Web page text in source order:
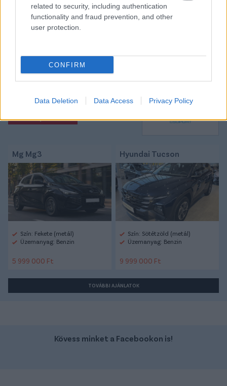
related to security, including authentication
functionality and fraud prevention, and other
user protection.
CONFIRM
Data Deletion Data Access Privacy Policy
Tetszett a cikk? Megosztanád?
CÍMKÉK: #MAGYAR FOCI #NB I
#ÁTIGAZOLÁSOK
#ZALAEGERSZEG
#FABRICIO AMATO
Mg Mg3
Szín: Fekete (metál)
Üzemanyag: Benzin
5 999 000 Ft
Hyundai Tucson
Szín: Sötétzöld (metál)
Üzemanyag: Benzin
9 999 000 Ft
TOVÁBBI AJÁNLATOK
Kövess minket a Facebookon is!